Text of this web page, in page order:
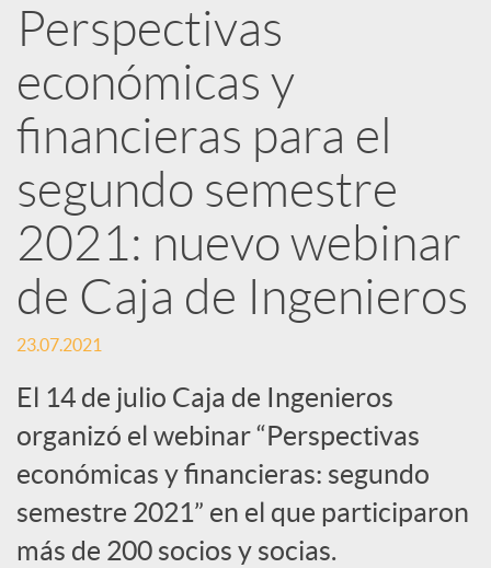
e
d
e
s
S
o
c
i
Perspectivas
económicas y
financieras para el
segundo semestre
2021: nuevo webinar
de Caja de Ingenieros
23.07.2021
El 14 de julio Caja de Ingenieros
organizó el webinar “Perspectivas
económicas y financieras: segundo
semestre 2021” en el que participaron
más de 200 socios y socias.